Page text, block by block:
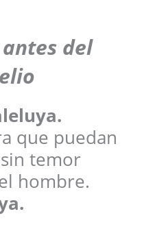
del
que puedan
temor
hombre.